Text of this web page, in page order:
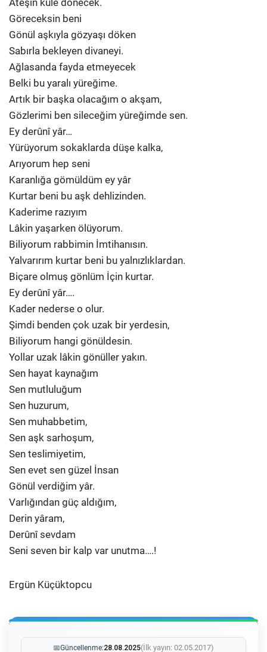
Göreceksin beni
Gönül aşkıyla gözyaşı döken
Sabırla bekleyen divaneyi.
Ağlasanda fayda etmeyecek
Belki bu yaralı yüreğime.
Artık bir başka olacağım o akşam,
Gözlerimi ben sileceğim yüreğimde sen.
Ey derûnî yâr…
Yürüyorum sokaklarda düşe kalka,
Arıyorum hep seni
Karanlığa gömüldüm ey yâr
Kurtar beni bu aşk dehlizinden.
Kaderime razıyım
Lâkin yaşarken ölüyorum.
Biliyorum rabbimin İmtihanısın.
Yalvarırım kurtar beni bu yalnızlıklardan.
Biçare olmuş gönlüm İçin kurtar.
Ey derûnî yâr….
Kader nederse o olur.
Şimdi benden çok uzak bir yerdesin,
Biliyorum hangi gönüldesin.
Yollar uzak lâkin gönüller yakın.
Sen hayat kaynağım
Sen mutluluğum
Sen huzurum,
Sen muhabbetim,
Sen aşk sarhoşum,
Sen teslimiyetim,
Sen evet sen güzel İnsan
Gönül verdiğim yâr.
Varlığından güç aldığım,
Derin yâram,
Derûnî sevdam
Seni seven bir kalp var unutma….!
Ergün Küçüktopcu
📅Güncellenme:28.08.2025(İlk yayın: 02.05.2017)